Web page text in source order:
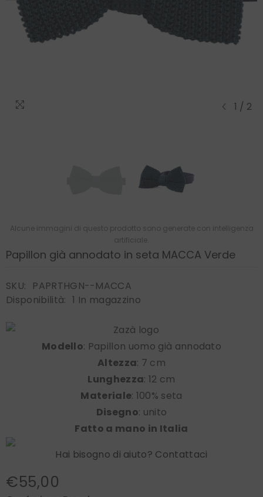
1 / 2
Alcune immagini di questo prodotto sono generate con intelligenza
artificiale.
Papillon già annodato in seta MACCA Verde
SKU:
PAPRTHGN--MACCA
Disponibilità: 1 In magazzino
Modello: Papillon uomo già annodato
Altezza: 7 cm
Lunghezza: 12 cm
Materiale: 100% seta
Disegno: unito
Fatto a mano in Italia
Hai bisogno di aiuto? Contattaci
€55,00